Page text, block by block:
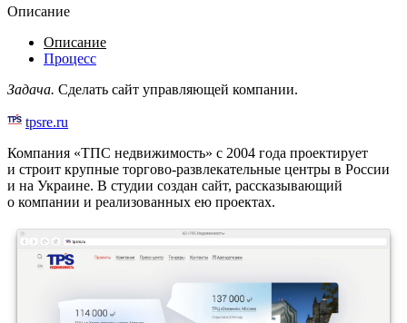
Описание
Описание
Процесс
Задача. Сделать сайт управляющей компании.
tpsre.ru
Компания «ТПС недвижимость» с 2004 года проектирует
и строит крупные торгово-развлекательные центры в России
и на Украине. В студии создан сайт, рассказывающий
о компании и реализованных ею проектах.